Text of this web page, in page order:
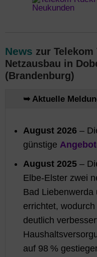
News zur
Netzausbau in
(Brandenburg)
➥ Aktuelle
August 2026 –
günstige
August 2025 –
Elbe-Elster zwei
Bad Liebenwerda
errichtet,
deutlich
auf 98 %